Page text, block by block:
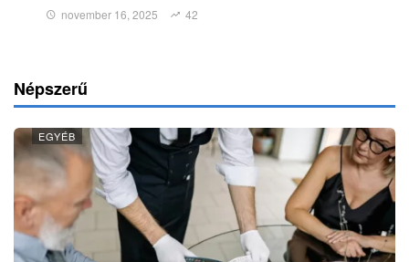
november 16, 2025 42
Népszerű
EGYÉB